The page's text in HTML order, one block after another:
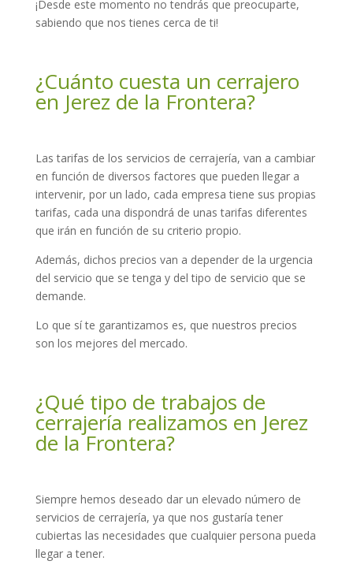
¡Desde este momento no tendrás que preocuparte,
sabiendo que nos tienes cerca de ti!
¿Cuánto cuesta un cerrajero
en Jerez de la Frontera?
Las tarifas de los servicios de cerrajería, van a cambiar
en función de diversos factores que pueden llegar a
intervenir, por un lado, cada empresa tiene sus propias
tarifas, cada una dispondrá de unas tarifas diferentes
que irán en función de su criterio propio.
Además, dichos precios van a depender de la urgencia
del servicio que se tenga y del tipo de servicio que se
demande.
Lo que sí te garantizamos es, que nuestros precios
son los mejores del mercado.
¿Qué tipo de trabajos de
cerrajería realizamos en Jerez
de la Frontera?
Siempre hemos deseado dar un elevado número de
servicios de cerrajería, ya que nos gustaría tener
cubiertas las necesidades que cualquier persona pueda
llegar a tener.